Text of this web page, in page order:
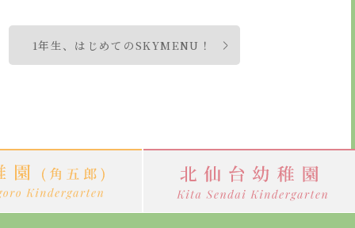
1年生、はじめてのSKYMENU！